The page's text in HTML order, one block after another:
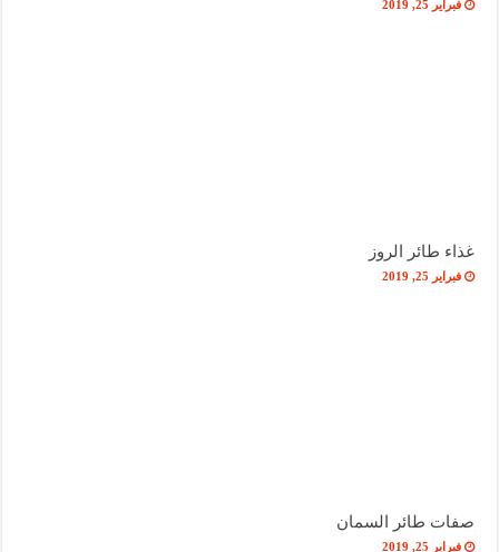
فبراير 25, 2019
غذاء طائر الروز
فبراير 25, 2019
صفات طائر السمان
فبراير 25, 2019